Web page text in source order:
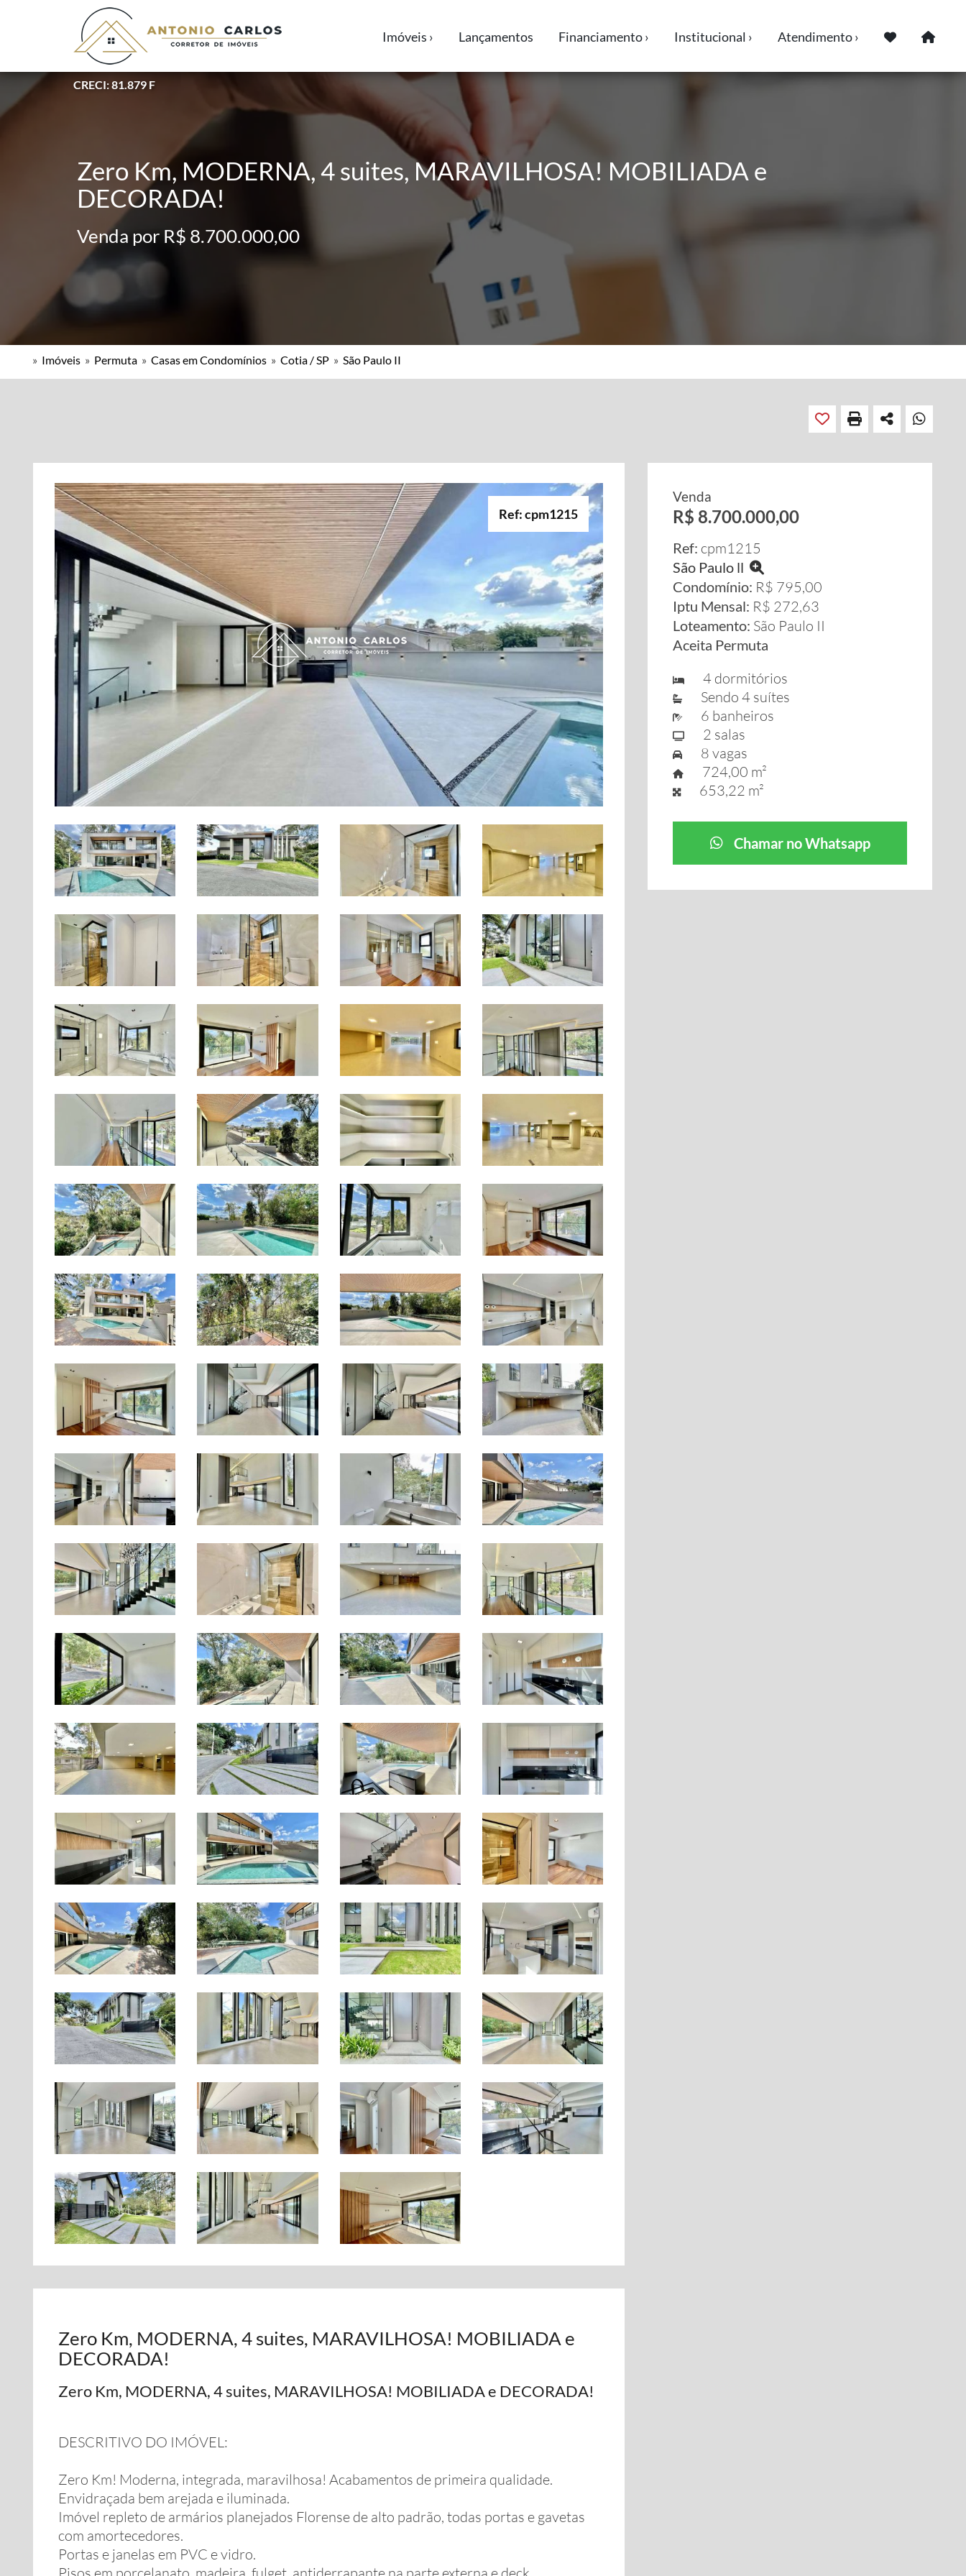
CRECI: 81.879 F
Imóveis › Lançamentos Financiamento › Institucional › Atendimento ›
Zero Km, MODERNA, 4 suites, MARAVILHOSA! MOBILIADA e
DECORADA!
Venda por R$ 8.700.000,00
» Imóveis » Permuta » Casas em Condomínios » Cotia / SP » São Paulo II
Ref: cpm1215
Zero Km, MODERNA, 4 suites, MARAVILHOSA! MOBILIADA e
DECORADA!
Zero Km, MODERNA, 4 suites, MARAVILHOSA! MOBILIADA e DECORADA!
DESCRITIVO DO IMÓVEL:
Zero Km! Moderna, integrada, maravilhosa! Acabamentos de primeira qualidade.
Envidraçada bem arejada e iluminada.
Imóvel repleto de armários planejados Florense de alto padrão, todas portas e gavetas
com amortecedores.
Portas e janelas em PVC e vidro.
Venda
R$ 8.700.000,00
Ref: cpm1215
São Paulo ll
Condomínio: R$ 795,00
Iptu Mensal: R$ 272,63
Loteamento: São Paulo II
Aceita Permuta
4 dormitórios
Sendo 4 suítes
6 banheiros
2 salas
8 vagas
724,00 m²
653,22 m²
Chamar no Whatsapp